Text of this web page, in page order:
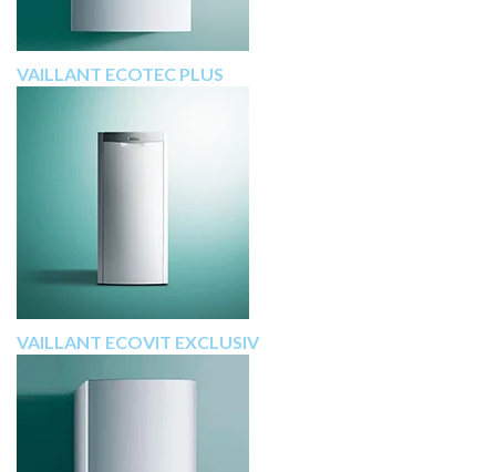
VAILLANT ECOTEC PLUS
VAILLANT ECOVIT EXCLUSIV